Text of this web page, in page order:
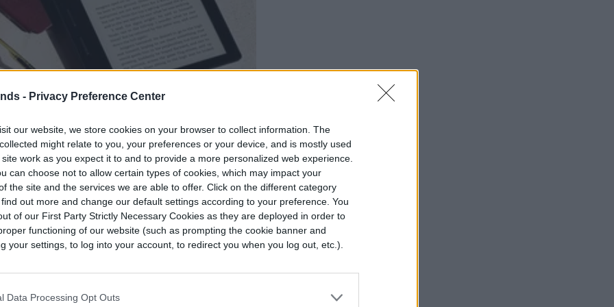
- Privacy Preference Center
our website, we store cookies on your browser to collect information. The
might relate to you, your preferences or your device, and is mostly used
work as you expect it to and to provide a more personalized web experience.
can choose not to allow certain types of cookies, which may impact your
the site and the services we are able to offer. Click on the different category
out more and change our default settings according to your preference. You
of our First Party Strictly Necessary Cookies as they are deployed in order to
functioning of our website (such as prompting the cookie banner and
your settings, to log into your account, to redirect you when you log out, etc.).
Data Processing Opt Outs
derechos de autor
dice que fue creado para descansar en la
de un libro, y su placa personalizada de
decir, 10 gramos más liviano que el Kindle